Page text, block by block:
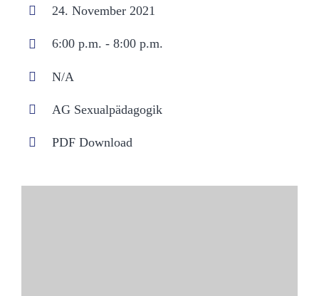
24. November 2021
6:00 p.m. - 8:00 p.m.
N/A
AG Sexualpädagogik
PDF Download